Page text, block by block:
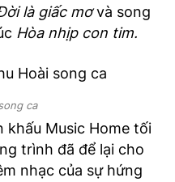
là giấc mơvà song
Hòa nhịp con tim.
ca
khấu Music Home tối
trình đã để lại cho
nhạc của sự hứng